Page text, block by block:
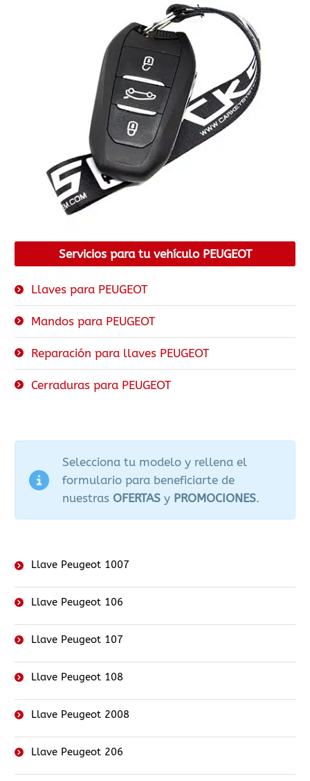
Servicios para tu vehículo PEUGEOT
Llaves para PEUGEOT
Mandos para PEUGEOT
Reparación para llaves PEUGEOT
Cerraduras para PEUGEOT
Selecciona tu modelo y rellena el
formulario para beneficiarte de
nuestras OFERTAS y PROMOCIONES.
Llave Peugeot 1007
Llave Peugeot 106
Llave Peugeot 107
Llave Peugeot 108
Llave Peugeot 2008
Llave Peugeot 206